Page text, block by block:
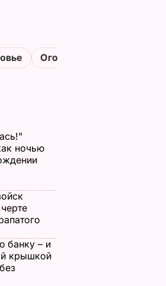
Огороды
ночью
банку – и
крышкой